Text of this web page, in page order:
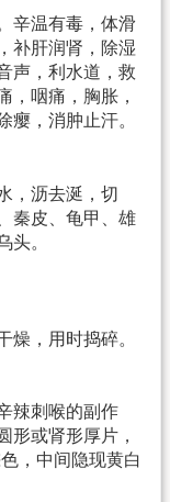
辛温有毒，体滑
补肝润肾，除湿
声，利水道，救
，咽痛，胸胀，
瘿，消肿止汗。
，沥去涎，切
秦皮、龟甲、雄
头。
燥，用时捣碎。
辣刺喉的副作
形或肾形厚片，
，中间隐现黄白